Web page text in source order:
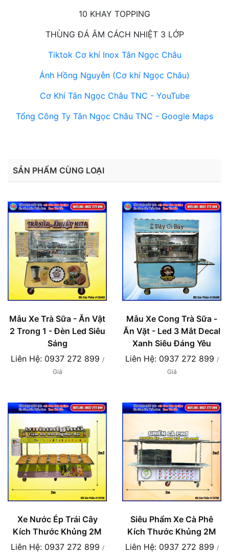
10 KHAY TOPPING
THÙNG ĐÁ ÂM CÁCH NHIỆT 3 LỚP
Tiktok Cơ khí Inox Tân Ngọc Châu
Ánh Hồng Nguyễn (Cơ khí Ngọc Châu)
Cơ Khí Tân Ngọc Châu TNC - YouTube
Tổng Công Ty Tân Ngọc Châu TNC - Google Maps
SẢN PHẨM CÙNG LOẠI
Mẫu Xe Trà Sữa - Ăn Vật
2 Trong 1 - Đèn Led Siêu
Sáng
Liên Hệ: 0937 272 899 /
Giá
Mẫu Xe Cong Trà Sữa -
Ăn Vặt - Led 3 Mắt Decal
Xanh Siêu Đáng Yêu
Liên Hệ: 0937 272 899 /
Giá
Xe Nước Ép Trái Cây
Kích Thước Khủng 2M
Liên Hệ: 0937 272 899 /
Siêu Phẩm Xe Cà Phê
Kích Thước Khủng 2M
Liên Hệ: 0937 272 899 /